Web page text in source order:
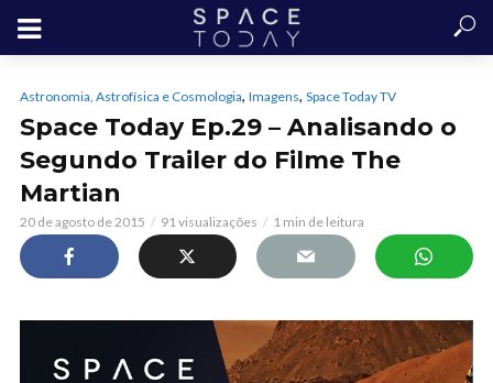
Astronomia, Astrofísica e Cosmologia, Imagens, Space Today TV
Space Today Ep.29 – Analisando o
Segundo Trailer do Filme The
Martian
20 de agosto de 2015 91 visualizações 1 min de leitura